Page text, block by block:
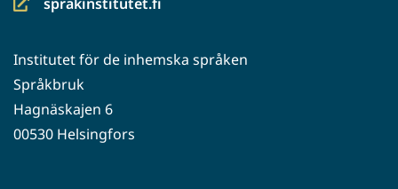
(siirryt
palveluun)
Institutet för de inhemska språken
Språkbruk
Hagnäskajen 6
00530 Helsingfors